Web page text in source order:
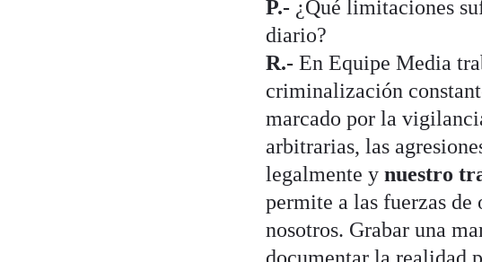
P.-¿Qué limitaciones
diario?
R.-En Equipe Media
criminalización
marcado por la
arbitrarias, las
legalmente y nuestro
permite a las fuerzas
nosotros. Grabar una